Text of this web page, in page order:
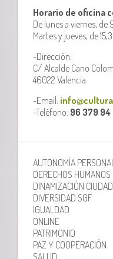
Horario de oficina
De lunes a viernes, de
Martes y jueves, de
-Dirección:
C/ Alcalde Cano
46022 Valencia.
-Email:
-Teléfono: 96 379 94
AUTONOMÍA PERSONAL
DERECHOS HUMANOS
DINAMIZACIÓN
DIVERSIDAD SGF
IGUALDAD
ONLINE
PATRIMONIO
PAZ Y COOPERACIÓN
SALUD